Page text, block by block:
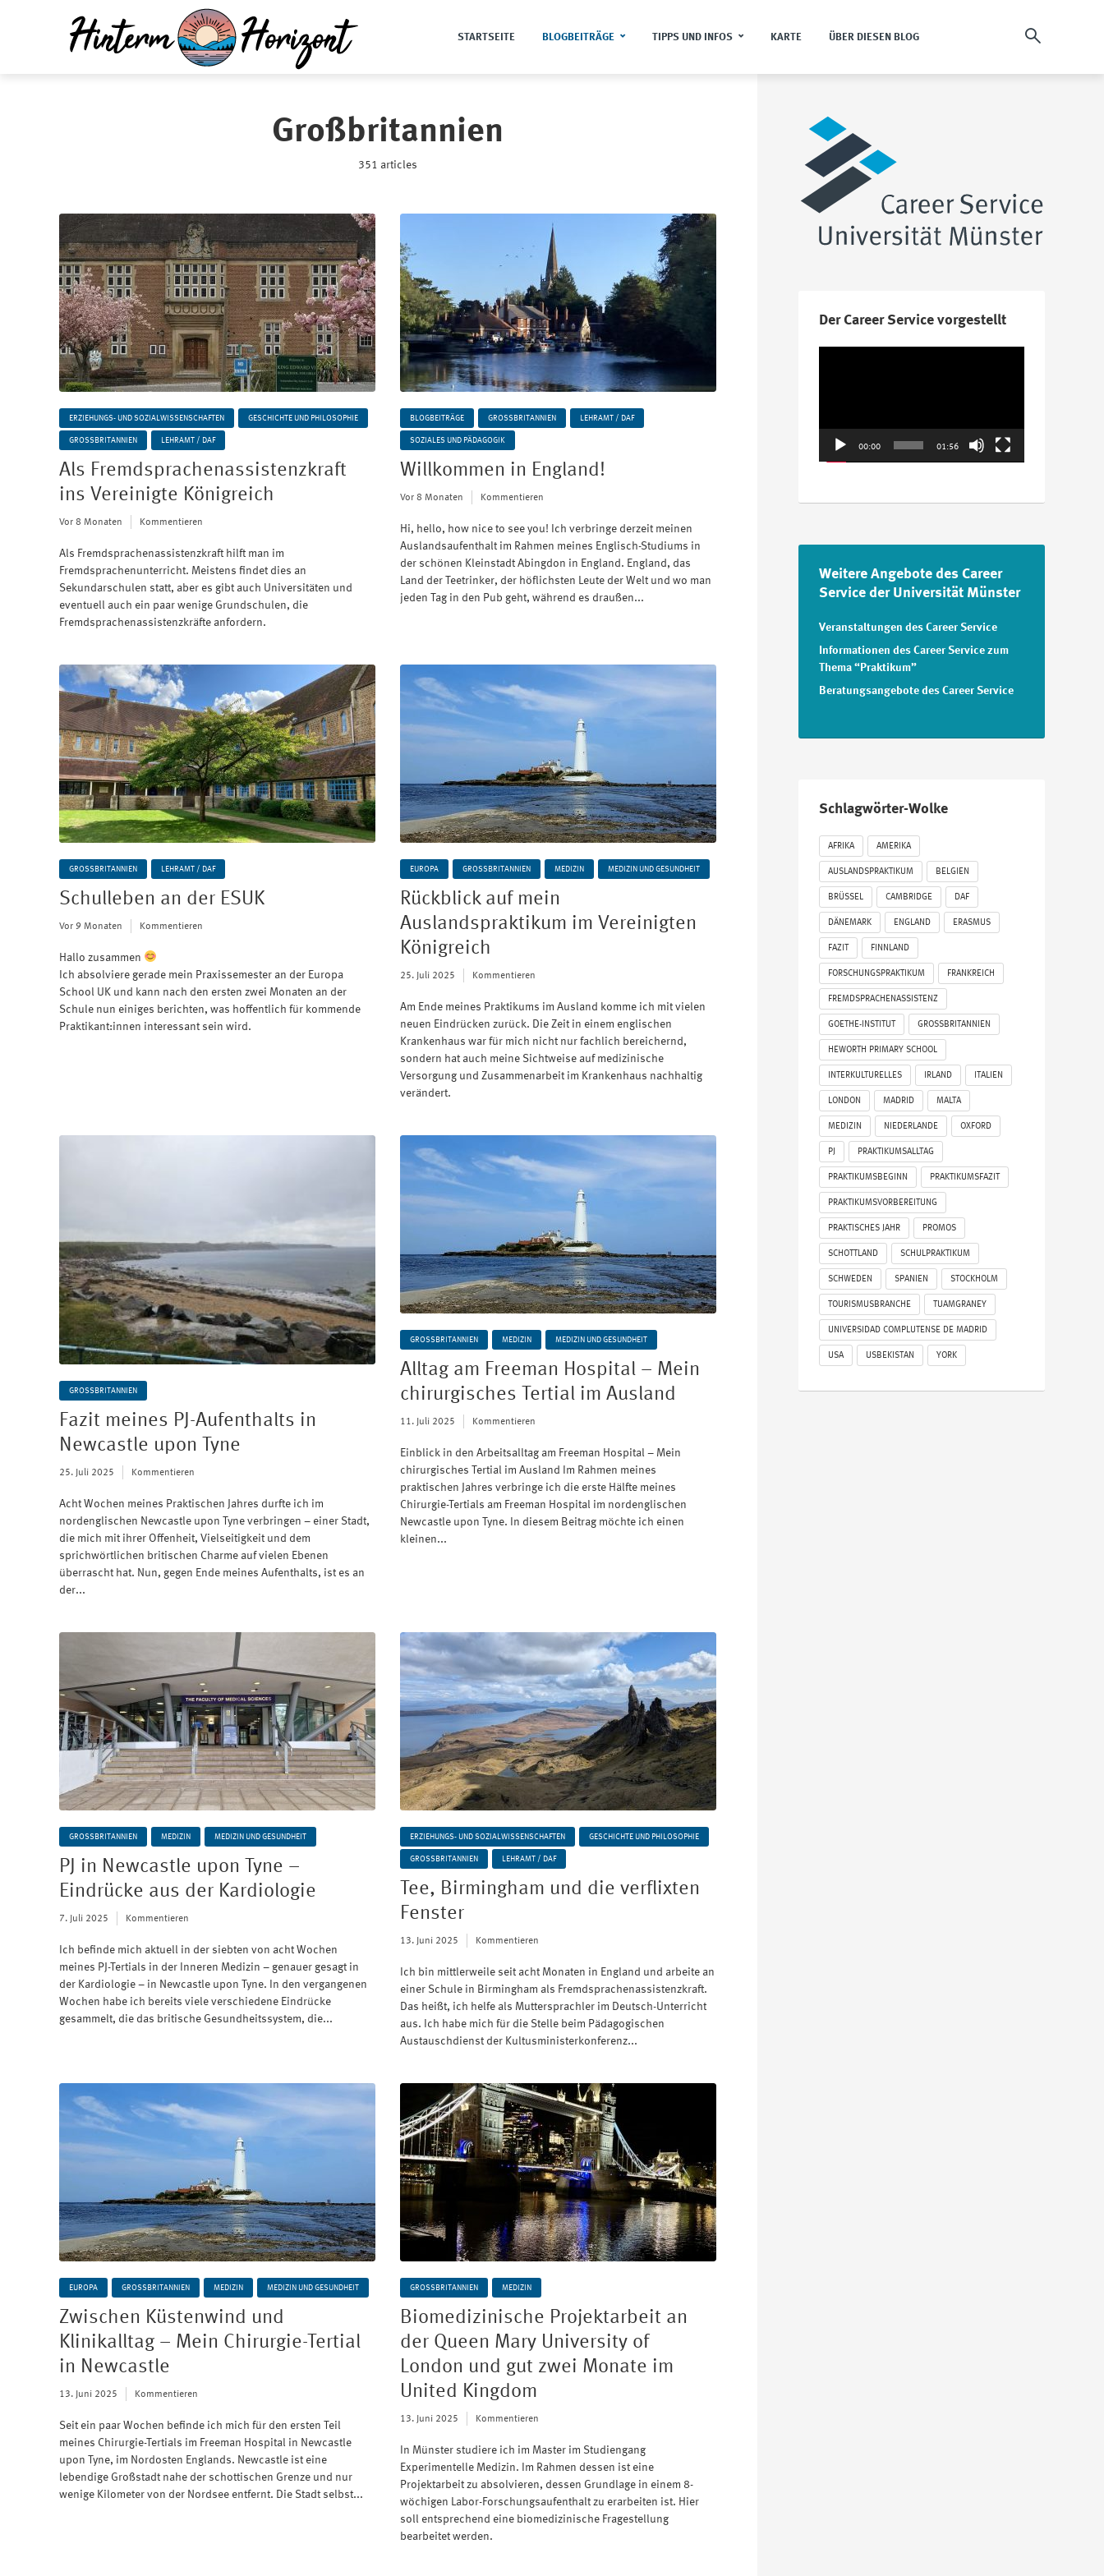
STARTSEITE BLOGBEITRÄGE TIPPS UND INFOS KARTE ÜBER DIESEN BLOG
Großbritannien
351 articles
ERZIEHUNGS- UND SOZIALWISSENSCHAFTEN GESCHICHTE UND PHILOSOPHIE
GROSSBRITANNIEN LEHRAMT / DAF
Als Fremdsprachenassistenzkraft
ins Vereinigte Königreich
Vor 8 Monaten Kommentieren
Als Fremdsprachenassistenzkraft hilft man im
Fremdsprachenunterricht. Meistens findet dies an
Sekundarschulen statt, aber es gibt auch Universitäten und
eventuell auch ein paar wenige Grundschulen, die
Fremdsprachenassistenzkräfte anfordern.
BLOGBEITRÄGE GROSSBRITANNIEN LEHRAMT / DAF
SOZIALES UND PÄDAGOGIK
Willkommen in England!
Vor 8 Monaten Kommentieren
Hi, hello, how nice to see you! Ich verbringe derzeit meinen
Auslandsaufenthalt im Rahmen meines Englisch-Studiums in
der schönen Kleinstadt Abingdon in England. England, das
Land der Teetrinker, der höflichsten Leute der Welt und wo man
jeden Tag in den Pub geht, während es draußen...
GROSSBRITANNIEN LEHRAMT / DAF
Schulleben an der ESUK
Vor 9 Monaten Kommentieren
Hallo zusammen
Ich absolviere gerade mein Praxissemester an der Europa
School UK und kann nach den ersten zwei Monaten an der
Schule nun einiges berichten, was hoffentlich für kommende
Praktikant:innen interessant sein wird.
EUROPA GROSSBRITANNIEN MEDIZIN MEDIZIN UND GESUNDHEIT
Rückblick auf mein
Auslandspraktikum im Vereinigten
Königreich
25. Juli 2025 Kommentieren
Am Ende meines Praktikums im Ausland komme ich mit vielen
neuen Eindrücken zurück. Die Zeit in einem englischen
Krankenhaus war für mich nicht nur fachlich bereichernd,
sondern hat auch meine Sichtweise auf medizinische
Versorgung und Zusammenarbeit im Krankenhaus nachhaltig
verändert.
GROSSBRITANNIEN
Fazit meines PJ-Aufenthalts in
Newcastle upon Tyne
25. Juli 2025 Kommentieren
Acht Wochen meines Praktischen Jahres durfte ich im
nordenglischen Newcastle upon Tyne verbringen – einer Stadt,
die mich mit ihrer Offenheit, Vielseitigkeit und dem
sprichwörtlichen britischen Charme auf vielen Ebenen
überrascht hat. Nun, gegen Ende meines Aufenthalts, ist es an
der...
GROSSBRITANNIEN MEDIZIN MEDIZIN UND GESUNDHEIT
Alltag am Freeman Hospital – Mein
chirurgisches Tertial im Ausland
11. Juli 2025 Kommentieren
Einblick in den Arbeitsalltag am Freeman Hospital – Mein
chirurgisches Tertial im Ausland Im Rahmen meines
praktischen Jahres verbringe ich die erste Hälfte meines
Chirurgie-Tertials am Freeman Hospital im nordenglischen
Newcastle upon Tyne. In diesem Beitrag möchte ich einen
kleinen...
GROSSBRITANNIEN MEDIZIN MEDIZIN UND GESUNDHEIT
PJ in Newcastle upon Tyne –
Eindrücke aus der Kardiologie
7. Juli 2025 Kommentieren
Ich befinde mich aktuell in der siebten von acht Wochen
meines PJ-Tertials in der Inneren Medizin – genauer gesagt in
der Kardiologie – in Newcastle upon Tyne. In den vergangenen
Wochen habe ich bereits viele verschiedene Eindrücke
gesammelt, die das britische Gesundheitssystem, die...
ERZIEHUNGS- UND SOZIALWISSENSCHAFTEN GESCHICHTE UND PHILOSOPHIE
GROSSBRITANNIEN LEHRAMT / DAF
Tee, Birmingham und die verflixten
Fenster
13. Juni 2025 Kommentieren
Ich bin mittlerweile seit acht Monaten in England und arbeite an
einer Schule in Birmingham als Fremdsprachenassistenzkraft.
Das heißt, ich helfe als Muttersprachler im Deutsch-Unterricht
aus. Ich habe mich für die Stelle beim Pädagogischen
Austauschdienst der Kultusministerkonferenz...
EUROPA GROSSBRITANNIEN MEDIZIN MEDIZIN UND GESUNDHEIT
Zwischen Küstenwind und
Klinikalltag – Mein Chirurgie-Tertial
in Newcastle
13. Juni 2025 Kommentieren
Seit ein paar Wochen befinde ich mich für den ersten Teil
meines Chirurgie-Tertials im Freeman Hospital in Newcastle
upon Tyne, im Nordosten Englands. Newcastle ist eine
lebendige Großstadt nahe der schottischen Grenze und nur
wenige Kilometer von der Nordsee entfernt. Die Stadt selbst...
GROSSBRITANNIEN MEDIZIN
Biomedizinische Projektarbeit an
der Queen Mary University of
London und gut zwei Monate im
United Kingdom
13. Juni 2025 Kommentieren
In Münster studiere ich im Master im Studiengang
Experimentelle Medizin. Im Rahmen dessen ist eine
Projektarbeit zu absolvieren, dessen Grundlage in einem 8-
wöchigen Labor-Forschungsaufenthalt zu erarbeiten ist. Hier
soll entsprechend eine biomedizinische Fragestellung
bearbeitet werden.
Der Career Service vorgestellt
00:00 01:56
Weitere Angebote des Career
Service der Universität Münster
Veranstaltungen des Career Service
Informationen des Career Service zum
Thema “Praktikum”
Beratungsangebote des Career Service
Schlagwörter-Wolke
AFRIKA AMERIKA
AUSLANDSPRAKTIKUM BELGIEN
BRÜSSEL CAMBRIDGE DAF
DÄNEMARK ENGLAND ERASMUS
FAZIT FINNLAND
FORSCHUNGSPRAKTIKUM FRANKREICH
FREMDSPRACHENASSISTENZ
GOETHE-INSTITUT GROSSBRITANNIEN
HEWORTH PRIMARY SCHOOL
INTERKULTURELLES IRLAND ITALIEN
LONDON MADRID MALTA
MEDIZIN NIEDERLANDE OXFORD
PJ PRAKTIKUMSALLTAG
PRAKTIKUMSBEGINN PRAKTIKUMSFAZIT
PRAKTIKUMSVORBEREITUNG
PRAKTISCHES JAHR PROMOS
SCHOTTLAND SCHULPRAKTIKUM
SCHWEDEN SPANIEN STOCKHOLM
TOURISMUSBRANCHE TUAMGRANEY
UNIVERSIDAD COMPLUTENSE DE MADRID
USA USBEKISTAN YORK